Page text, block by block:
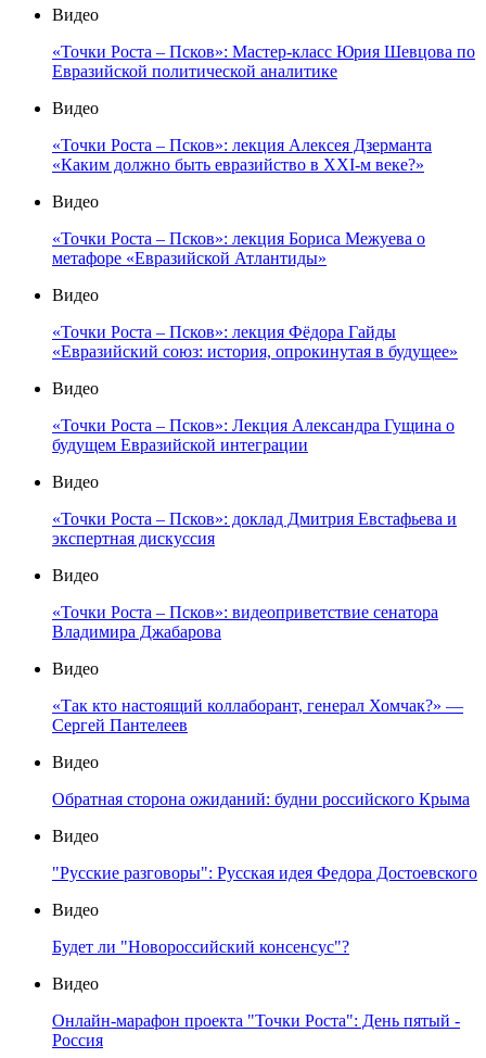
Видео
«Точки Роста – Псков»: Мастер-класс Юрия Шевцова по
Евразийской политической аналитике
Видео
«Точки Роста – Псков»: лекция Алексея Дзерманта
«Каким должно быть евразийство в XXI-м веке?»
Видео
«Точки Роста – Псков»: лекция Бориса Межуева о
метафоре «Евразийской Атлантиды»
Видео
«Точки Роста – Псков»: лекция Фёдора Гайды
«Евразийский союз: история, опрокинутая в будущее»
Видео
«Точки Роста – Псков»: Лекция Александра Гущина о
будущем Евразийской интеграции
Видео
«Точки Роста – Псков»: доклад Дмитрия Евстафьева и
экспертная дискуссия
Видео
«Точки Роста – Псков»: видеоприветствие сенатора
Владимира Джабарова
Видео
«Так кто настоящий коллаборант, генерал Хомчак?» —
Сергей Пантелеев
Видео
Обратная сторона ожиданий: будни российского Крыма
Видео
"Русские разговоры": Русская идея Федора Достоевского
Видео
Будет ли "Новороссийский консенсус"?
Видео
Онлайн-марафон проекта "Точки Роста": День пятый -
Россия